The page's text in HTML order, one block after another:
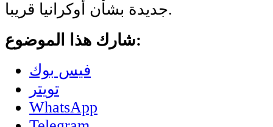
جديدة بشأن أوكرانيا قريبا.
شارك هذا الموضوع:
فيس بوك
تويتر
WhatsApp